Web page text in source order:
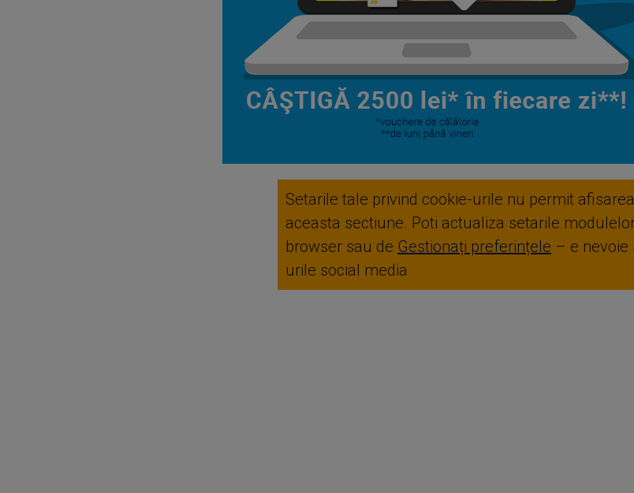
Setarile tale privind cookie-urile nu permit
aceasta sectiune. Poti actualiza setarile
browser sau de Gestionați preferințele – e nevoie
urile social media